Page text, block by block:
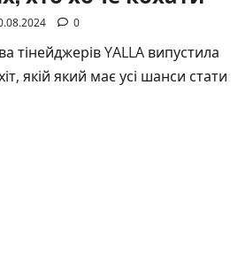
0
тінейджерів YALLA випустила
якій який має усі шанси стати